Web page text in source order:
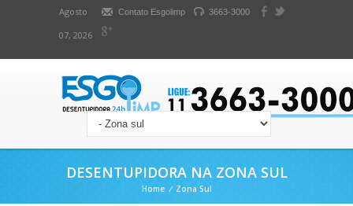
Agosto
07, 2026
Contato Esgolimp 3663-3000
DESENTUPIDORA NA ZONA SUL
Home / Zona Sul